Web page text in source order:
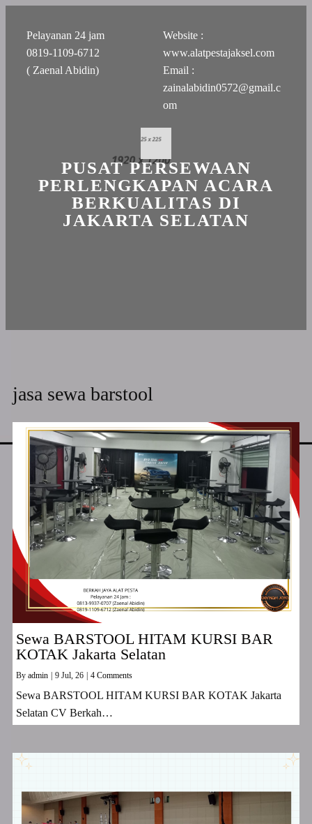
Pelayanan 24 jam
0819-1109-6712
( Zaenal Abidin)
Website :
www.alatpestajaksel.com
Email :
zainalabidin0572@gmail.c
om
PUSAT PERSEWAAN
PERLENGKAPAN ACARA
BERKUALITAS DI
JAKARTA SELATAN
jasa sewa barstool
Sewa BARSTOOL HITAM KURSI BAR
KOTAK Jakarta Selatan
By admin 9 Jul, 26 4 Comments
Sewa BARSTOOL HITAM KURSI BAR KOTAK Jakarta
Selatan CV Berkah…